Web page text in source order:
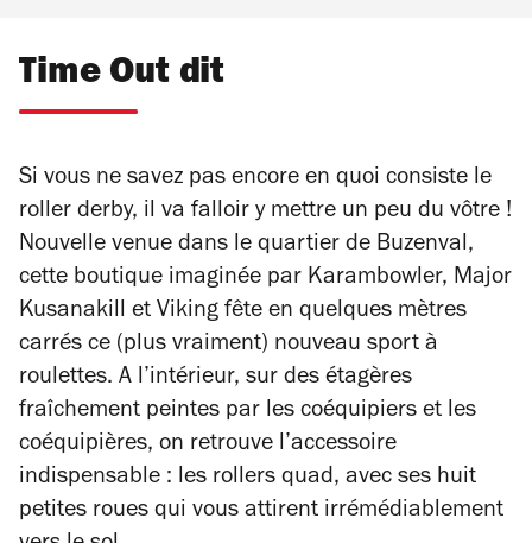
Time Out dit
Si vous ne savez pas encore en quoi consiste le
roller derby, il va falloir y mettre un peu du vôtre !
Nouvelle venue dans le quartier de Buzenval,
cette boutique imaginée par Karambowler, Major
Kusanakill et Viking fête en quelques mètres
carrés ce (plus vraiment) nouveau sport à
roulettes. A l’intérieur, sur des étagères
fraîchement peintes par les coéquipiers et les
coéquipières, on retrouve l’accessoire
indispensable : les rollers quad, avec ses huit
petites roues qui vous attirent irrémédiablement